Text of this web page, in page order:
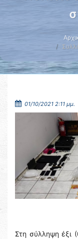
01/10/2021 2:11 μμ.
Στη σύλληψη έξι